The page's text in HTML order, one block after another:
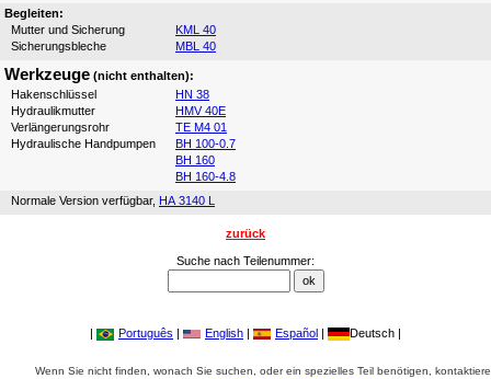
Begleiten:
Mutter und Sicherung
KML 40
Sicherungsbleche
MBL 40
Werkzeuge (nicht enthalten):
Hakenschlüssel
HN 38
Hydraulikmutter
HMV 40E
Verlängerungsrohr
TE M4 01
Hydraulische Handpumpen
BH 100-0.7
BH 160
BH 160-4.8
Normale Version verfügbar, HA 3140 L
zurück
Suche nach Teilenummer:
| Português | English | Español | Deutsch |
Wenn Sie nicht finden, wonach Sie suchen, oder ein spezielles Teil benötigen,